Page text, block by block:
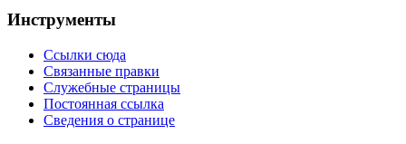
Инструменты
Ссылки сюда
Связанные правки
Служебные страницы
Постоянная ссылка
Сведения о странице